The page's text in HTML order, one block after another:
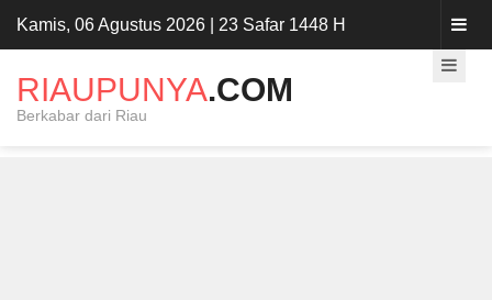
Kamis, 06 Agustus 2026 | 23 Safar 1448 H
RIAUPUNYA.COM
Berkabar dari Riau